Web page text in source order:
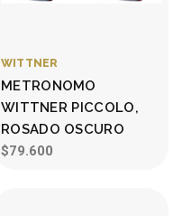
WITTNER
METRONOMO
WITTNER PICCOLO,
ROSADO OSCURO
$79.600